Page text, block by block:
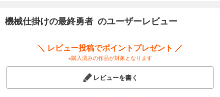
機械仕掛けの最終勇者 のユーザーレビュー
＼ レビュー投稿でポイントプレゼント ／
※購入済みの作品が対象となります
レビューを書く